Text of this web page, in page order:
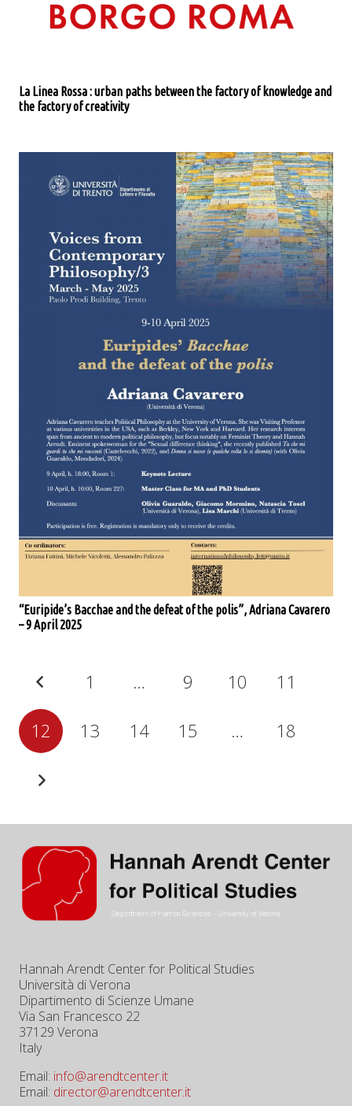
La Linea Rossa : urban paths between the factory of knowledge and
the factory of creativity
“Euripide’s Bacchae and the defeat of the polis”, Adriana Cavarero
– 9 April 2025
1 … 9 10 11
12 13 14 15 … 18
Hannah Arendt Center for Political Studies
Università di Verona
Dipartimento di Scienze Umane
Via San Francesco 22
37129 Verona
Italy
Email: info@arendtcenter.it
Email: director@arendtcenter.it